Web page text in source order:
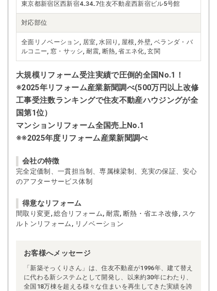
東京都新宿区西新宿4₋34₋7住友不動産西新宿ビル5号館
対応部位
全面リノベーション, 居室, 水回り, 屋根, 外壁, ベランダ・バ
ルコニー, 窓・サッシ, 耐震, 断熱, 省エネ化, 玄関
大規模リフォーム受注実績で圧倒的全国No.1！
※2025年リフォーム産業新聞調べ(500万円以上改修
工事受注数ランキングで住友不動産ハウジングが全
国第1位）
マンションリフォーム全国売上No.1
※※2025年度リフォーム産業新聞調べ
会社の特徴
完全定価制、一貫担当制、専属棟梁制、充実の保証、安心
のアフターサービス体制
得意なリフォーム
間取り変更, 総合リフォーム, 耐震, 断熱・省エネ改修, スケ
ルトンリフォーム, リノベーション
お客様へメッセージ
「新築そっくりさん」は、住友不動産が1996年、建て替え
に代わる新システムとして開発し、以来約30年にわたり、
全国18万棟を超える様々な住まいを再生してきた実績を誇